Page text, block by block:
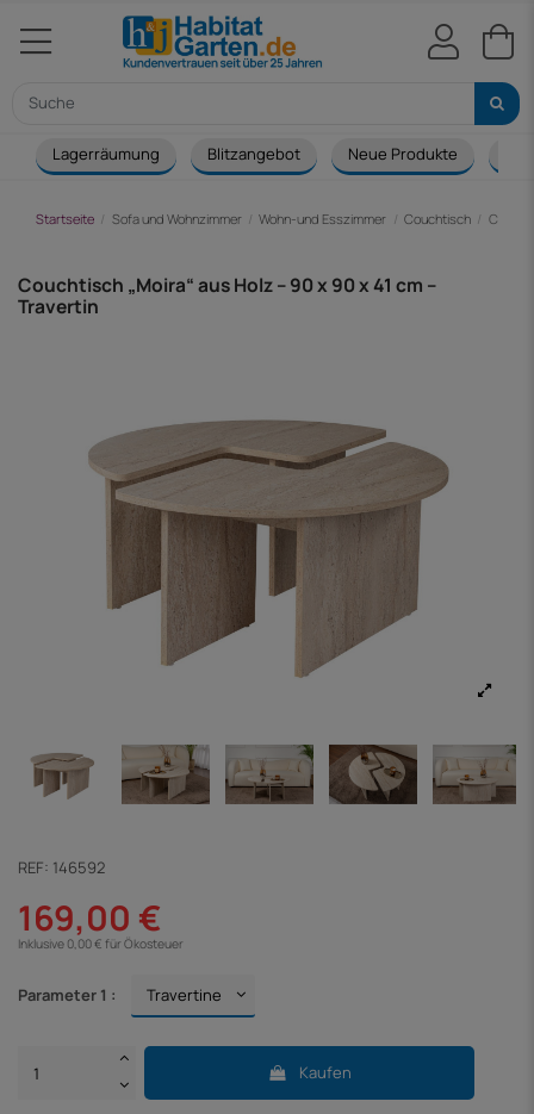
Lagerräumung Blitzangebot Neue Produkte
Startseite Sofa und Wohnzimmer Wohn-und Esszimmer Couchtisch
Couchtisch „Moira“ aus Holz – 90 x 90 x 41 cm –
Travertin
REF: 146592
169,00 €
Inklusive 0,00 € für Ökosteuer
Parameter 1 :
Kaufen